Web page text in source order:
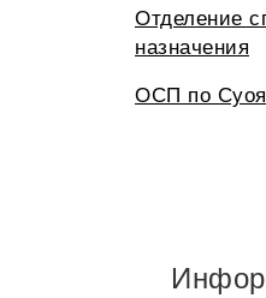
Отделение
назначения
ОСП по